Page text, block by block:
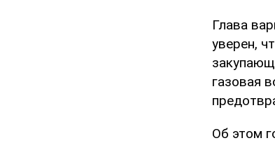
Глава
уверен,
газовая
Об этом